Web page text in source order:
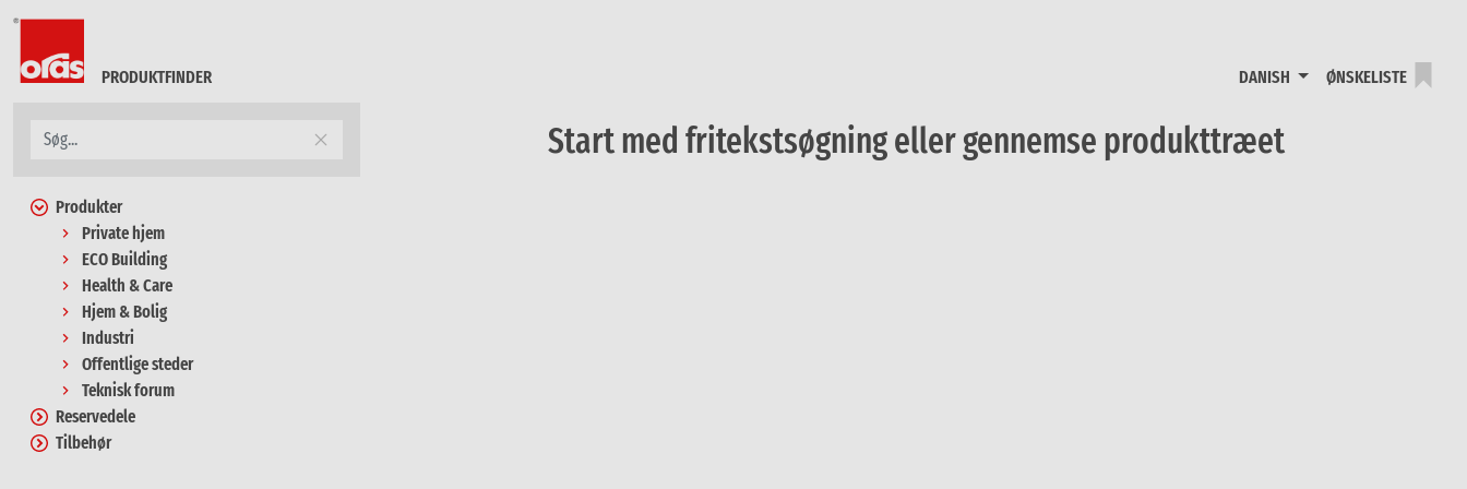
PRODUKTFINDER DANISH ØNSKELISTE
Produkter
Private hjem
ECO Building
Health & Care
Hjem & Bolig
Industri
Offentlige steder
Teknisk forum
Reservedele
Tilbehør
Start med fritekstsøgning eller gennemse produkttræet